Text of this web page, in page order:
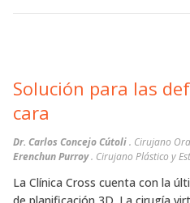
Solución para las
cara
Dr. Carlos Concejo Cútoli. Cirujano
Erenchun Purroy. Cirujano Plástico y
La Clínica Cross cuenta con la
de planificación 3D. La cirugía